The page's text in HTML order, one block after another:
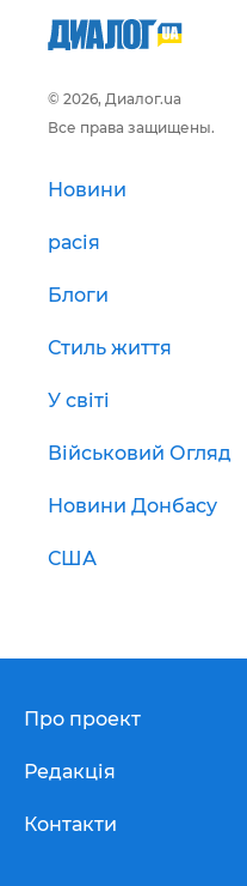
© 2026, Диалог.ua
Все права защищены.
Новини
расія
Блоги
Стиль життя
У світі
Військовий Огляд
Новини Донбасу
США
Про проект
Редакція
Контакти